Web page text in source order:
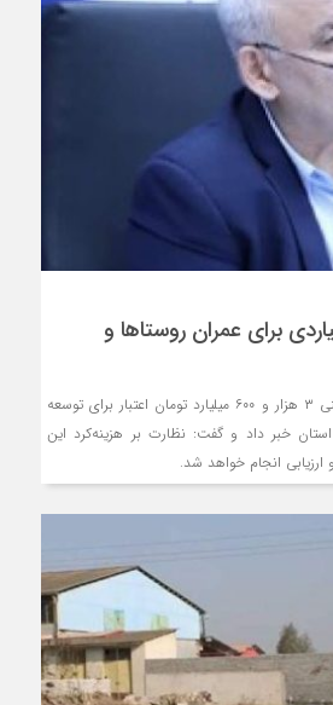
۳۶۰۰ میلیاردی برای عمران روستاها و
استاندار مازندران از پیش‌بینی ۳ هزار و ۶۰۰ میلیارد تومان اعتبار برای توسعه
خبر داد و گفت: نظارت بر هزینه‌کرد این
ارزیابی انجام خواهد شد.